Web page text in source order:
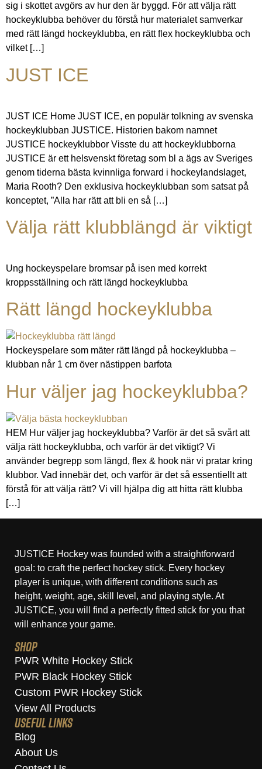
sig i skottet avgörs av hur den är byggd. För att välja rätt
hockeyklubba behöver du förstå hur materialet samverkar
med rätt längd hockeyklubba, en rätt flex hockeyklubba och
vilket […]
JUST ICE
JUST ICE Home JUST ICE, en populär tolkning av svenska
hockeyklubban JUSTICE. Historien bakom namnet
JUSTICE hockeyklubbor Visste du att hockeyklubborna
JUSTICE är ett helsvenskt företag som bl a ägs av Sveriges
genom tiderna bästa kvinnliga forward i hockeylandslaget,
Maria Rooth? Den exklusiva hockeyklubban som satsat på
konceptet, ”Alla har rätt att bli en så […]
Välja rätt klubblängd är viktigt
Ung hockeyspelare bromsar på isen med korrekt
kroppsställning och rätt längd hockeyklubba
Rätt längd hockeyklubba
Hockeyspelare som mäter rätt längd på hockeyklubba –
klubban når 1 cm över nästippen barfota
Hur väljer jag hockeyklubba?
HEM Hur väljer jag hockeyklubba? Varför är det så svårt att
välja rätt hockeyklubba, och varför är det viktigt? Vi
använder begrepp som längd, flex & hook när vi pratar kring
klubbor. Vad innebär det, och varför är det så essentiellt att
förstå för att välja rätt? Vi vill hjälpa dig att hitta rätt klubba
[…]
JUSTICE Hockey was founded with a straightforward
goal: to craft the perfect hockey stick. Every hockey
player is unique, with different conditions such as
height, weight, age, skill level, and playing style. At
JUSTICE, you will find a perfectly fitted stick for you that
will enhance your game.
Shop
PWR White Hockey Stick
PWR Black Hockey Stick
Custom PWR Hockey Stick
View All Products
Useful Links
Blog
About Us